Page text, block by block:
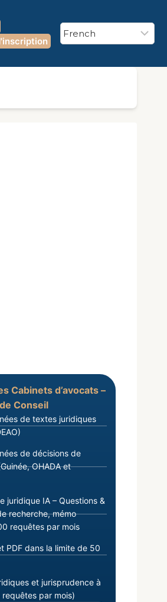
Cabinets d’avocats –
Conseil
de textes juridiques
de décisions de
OHADA et
juridique IA – Questions &
recherche, mémo
requêtes par mois
PDF dans la limite de 50
et jurisprudence à
par mois)